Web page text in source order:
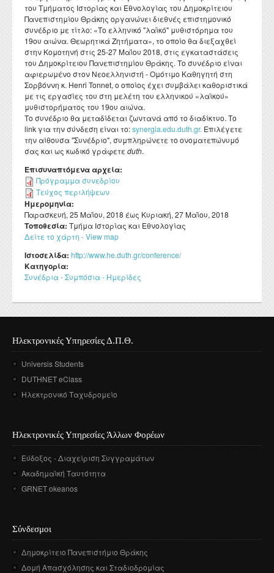
Διατελέσαντες Πρόεδροι
Ομότιμοι Καθηγητές
Διατελέσαντα μέλη ΔΕΠ
Επίτιμοι Καθηγητές
Επίτιμοι Διδάκτορες
Οδηγός σπουδών προπτυχιακού προγράμματος
Διάρκεια φοίτησης
Κατατακτήριες εξετάσεις
Τοπική Ιστορία, Πολιτισμός και Προστασία της
Αρχιτεκτονικής Κληρονομιάς: Διεπιστημονικές
Προσεγγίσεις και Ψηφιακές Εφαρμογές
Πολιτισμικές Σπουδές: Νέος Ελληνισμός και Βαλκάνια
Ωρολόγιο Πρόγραμμα
Πρόγραμμα Εξεταστικής
Σύμβουλος σπουδών
ΔΟΑΤΑΠ
Εργαστήριο Νεότερης και Σύγχρονης Ιστορίας
Εργαστήριο Βυζαντινών και Μεταβυζαντινών Ερευνών
Εργαστήριο Τεχνολογίας, Έρευνας και Εφαρμογών στην
Εκπαίδευση
Υγειονομική περίθαλψη
Δομή Συμβουλευτικής και Προσβασιμότητας
Σύλλογος αποφοίτων
Συνέδρια - Ημερίδες Τμήματος
Δραστηριότητες Τμήματος
Απολογισμοί πεπραγμένων του Τμήματος
Έντυπα
Κανονισμός Προπτυχιακού Προγράμματος Σπουδών
Κανονισμός ακαδημαϊκού συμβούλου σπουδών
Κανονισμός Προπτυχιακών Διπλωματικών Εργασιών
Κανονισμός Διδακτορικών Σπουδών
Κανονισμός Εκπόνησης Μεταδιδακτορικής Έρευνας
Κανονισμός Βιβλιοθήκης
Ο θεσμός του "Ακροατή Πανεπιστημιακών Μαθημάτων"
Επικοινωνία
του Τμήματος Ιστορίας και Εθνολογίας του Δημοκρίτειου
Πανεπιστημίου Θράκης οργανώνει διεθνές επιστημονικό
συνέδριο με τίτλο: «Το ελληνικό "λαϊκό" μυθιστόρημα του
19ου αιώνα. Θεωρητικά Ζητήματα», το οποίο θα διεξαχθεί
στην Κομοτηνή στις 25-27 Μαΐου 2018, στις εγκαταστάσεις
του Δημοκρίτειου Πανεπιστημίου Θράκης. Το συνέδριο είναι
αφιερωμένο στον Νεοελληνιστή - Ομότιμο Καθηγητή στη
Σορβόννη κ. Henri Tonnet, ο οποίος έχει συμβάλει καθοριστικά
με τις εργασίες του στη μελέτη του ελληνικού «λαϊκού»
μυθιστορήματος του 19ου αιώνα.
Το συνέδριο θα μεταδίδεται ζωντανά από το διαδίκτυο. Το
link για την σύνδεση είναι το:synergia.edu.duth.gr. Επιλέγετε
την αίθουσα "Συνέδριο", συμπληρώνετε το ονοματεπώνυμό
σας και ως κωδικό γράφετε duth.
Επισυναπτόμενα αρχεία:
Πρόγραμμα συνεδρίου
Τεύχος περιλήψεων
Ημερομηνία:
Παρασκευή, 25 Μαΐου, 2018 έως Κυριακή, 27 Μαΐου, 2018
Τοποθεσία: Τμήμα Ιστορίας και Εθνολογίας
Δείτε το χάρτη - View map
Ιστοσελίδα: http://www.he.duth.gr/conference/
Κατηγορία:
Συνέδρια - Συμπόσια - Ημερίδες
Ηλεκτρονικές Υπηρεσίες Δ.Π.Θ.
Universis Students
DUTHNET eClass
Ηλεκτρονικό Ταχυδρομείο
Ηλεκτρονικές Υπηρεσίες Άλλων Φορέων
Εύδοξος - Διαχείριση Συγγραμάτων
Ακαδημαϊκή Ταυτότητα
GRNET okeanos
Σύνδεσμοι
Δημοκρίτειο Πανεπιστήμιο Θράκης
Δομή Απασχόλησης και Σταδιοδρομίας